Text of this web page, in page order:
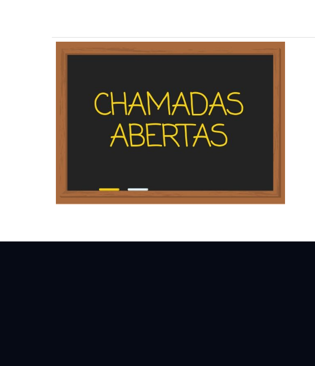
Rua Major Gote, 808 - Caiçaras
38702-054 - Patos de Minas, MG